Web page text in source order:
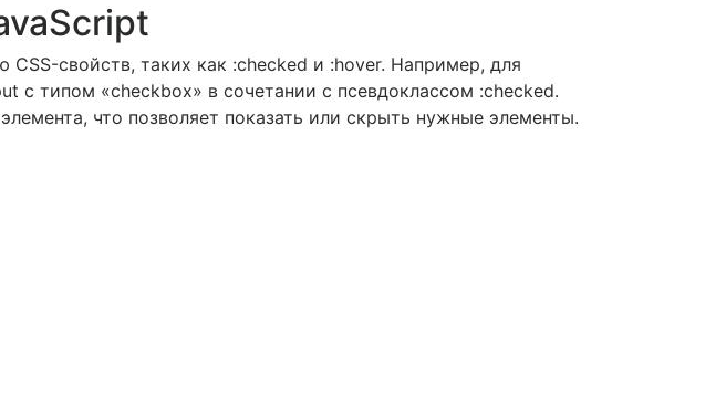
свойств, таких как :checked и :hover. Например, для
с типом «checkbox» в сочетании с псевдоклассом :checked.
что позволяет показать или скрыть нужные элементы.